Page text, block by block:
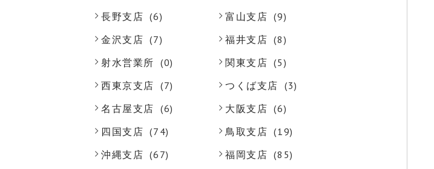
長野支店 (6) 富山支店 (9)
金沢支店 (7) 福井支店 (8)
射水営業所 (0) 関東支店 (5)
西東京支店 (7) つくば支店 (3)
名古屋支店 (6) 大阪支店 (6)
四国支店 (74) 鳥取支店 (19)
沖縄支店 (67) 福岡支店 (85)